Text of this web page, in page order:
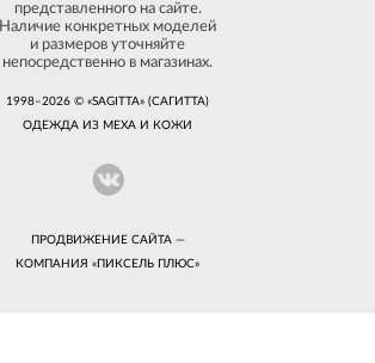
представленного на сайте.
Наличие конкретных моделей
и размеров уточняйте
непосредственно в магазинах.
1998–2026 © «SAGITTA» (САГИТТА)
ОДЕЖДА ИЗ МЕХА И КОЖИ
ПРОДВИЖЕНИЕ САЙТА —
КОМПАНИЯ « ПИКСЕЛЬ ПЛЮС»